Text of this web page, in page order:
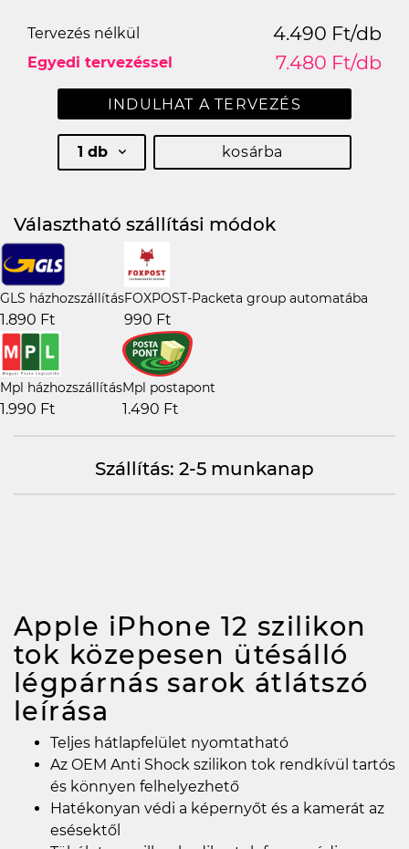
Tervezés nélkül 4.490 Ft/db
Egyedi tervezéssel 7.480 Ft/db
INDULHAT A TERVEZÉS
1 db kosárba
Választható szállítási módok
GLS házhozszállítás
1.890 Ft
FOXPOST-Packeta group automatába
990 Ft
Mpl házhozszállítás
1.990 Ft
Mpl postapont
1.490 Ft
Szállítás: 2-5 munkanap
Apple iPhone 12 szilikon
tok közepesen ütésálló
légpárnás sarok átlátszó
leírása
Teljes hátlapfelület nyomtatható
Az OEM Anti Shock szilikon tok rendkívül tartós
és könnyen felhelyezhető
Hatékonyan védi a képernyőt és a kamerát az
esésektől